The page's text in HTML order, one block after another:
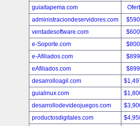
guiaitapema.com
administraciondeservidores.com
ventadesoftware.com
e-Soporte.com
e-Afiliados.com
eAfiliados.com
desarrolloagil.com
guialinux.com
desarrollodevideojuegos.com
productosdigitales.com